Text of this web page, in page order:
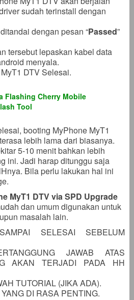
sudah terinstall dengan
dengan pesan “Passed”
tersebut lepaskan kabel data
menyala.
DTV Selesai.
Flashing Cherry Mobile
Tool
booting MyPhone MyT1
lebih lama dari biasanya.
5-10 menit bahkan lebih
ini. Jadi harap ditunggu saja
Bila perlu lakukan hal ini
MyT1 DTV via SPD Upgrade
dan umum digunakan untuk
masalah lain.
SELESAI SEBELUM
JAWAB ATAS
AKAN TERJADI PADA HH
TUTORIAL (JIKA ADA).
DI RASA PENTING.